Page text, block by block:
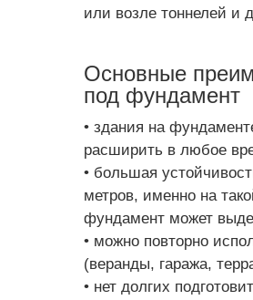
или возле тоннелей и
Основные
под фундамент
• здания на
расширить в любое
• большая
метров, именно на
фундамент может
• можно повторно
(веранды, гаража,
• нет долгих